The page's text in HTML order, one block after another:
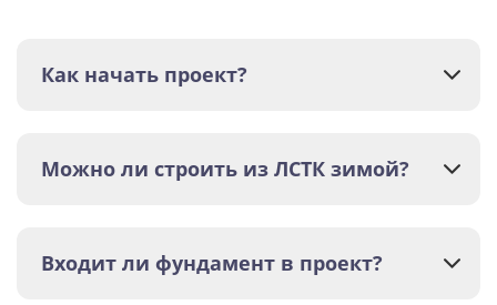
Как начать проект?
Можно ли строить из ЛСТК зимой?
Входит ли фундамент в проект?